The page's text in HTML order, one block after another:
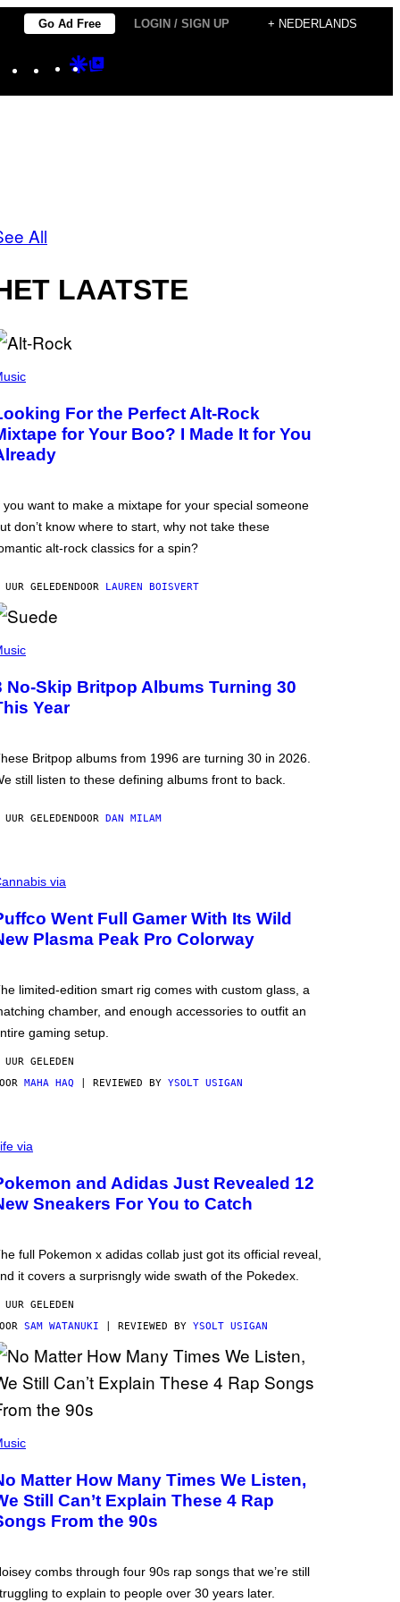
Go Ad Free LOGIN / SIGN UP + NEDERLANDS
Instagram
TikTokYouTube
Google
All
LAATSTE
For the Perfect Alt-Rock
for Your Boo? I Made It for You
you want to make a mixtape for your special someone
don’t know where to start, why not take these
alt-rock classics for a spin?
GELEDEN DOOR LAUREN BOISVERT
No-Skip Britpop Albums Turning 30
Year
Britpop albums from 1996 are turning 30 in 2026.
still listen to these defining albums front to back.
GELEDEN DOOR DAN MILAM
via
Went Full Gamer With Its Wild
Plasma Peak Pro Colorway
limited-edition smart rig comes with custom glass, a
chamber, and enough accessories to outfit an
gaming setup.
GELEDEN
MAHA HAQ | REVIEWED BY YSOLT USIGAN
via
and Adidas Just Revealed 12
Sneakers For You to Catch
full Pokemon x adidas collab just got its official reveal,
it covers a surprisngly wide swath of the Pokedex.
GELEDEN
SAM WATANUKI | REVIEWED BY YSOLT USIGAN
Matter How Many Times We Listen,
Still Can’t Explain These 4 Rap
From the 90s
combs through four 90s rap songs that we’re still
to explain to people over 30 years later.